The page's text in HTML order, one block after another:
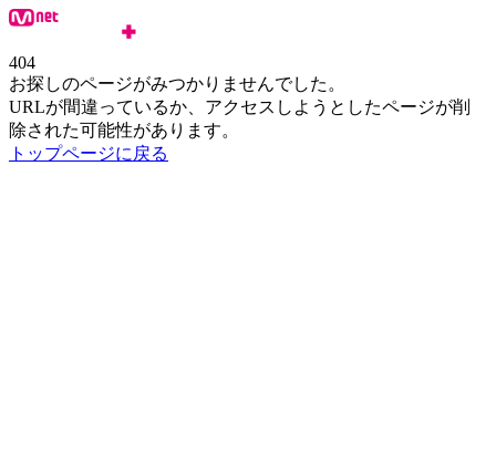
404
お探しのページがみつかりませんでした。
URLが間違っているか、アクセスしようとしたページが削
除された可能性があります。
トップページに戻る